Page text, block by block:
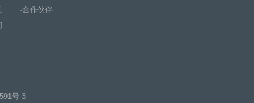
·合作伙伴
号-3